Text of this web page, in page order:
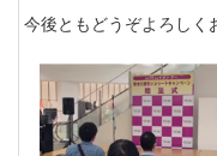
今後ともどうぞよろしく